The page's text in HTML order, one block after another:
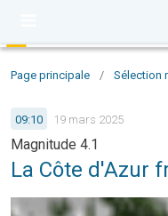
Page principale / Sélection
09:10 19 mars 2025
Magnitude 4.1
La Côte d'Azur